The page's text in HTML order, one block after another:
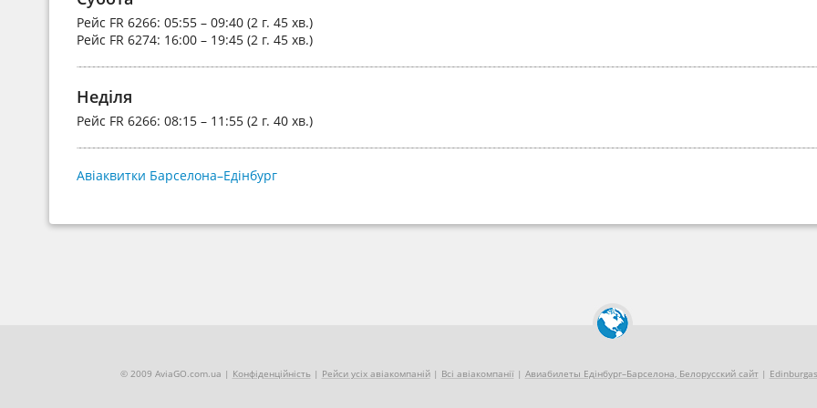
Рейс FR 6266: 05:55 – 09:40 (2 г. 45 хв.)
Рейс FR 6274: 16:00 – 19:45 (2 г. 45 хв.)
Неділя
Рейс FR 6266: 08:15 – 11:55 (2 г. 40 хв.)
Авіаквитки Барселона–Едінбург
© 2009 AviaGO.com.ua | Конфіденційність| Рейси усіх авіакомпаній| Всі авіакомпанії| Авиабилеты Едінбург–Барселона, Белорусский сайт|